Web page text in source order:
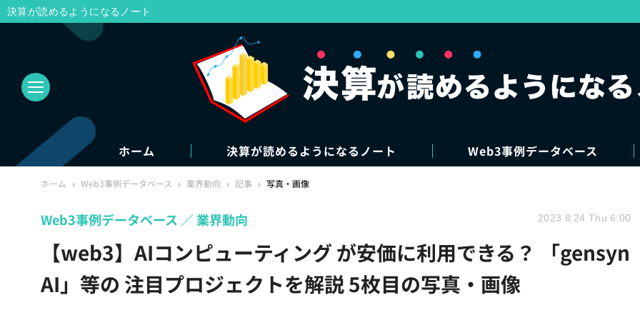
ホーム 決算が読めるようになるノート Web3事例データベース
ホーム › Web3事例データベース › 業界動向 › 記事 › 写真・画像
【web3】AIコンピューティング が安価に利用できる？ 「gensyn
AI」等の 注目プロジェクトを解説 5枚目の写真・画像
Web3事例データベース 業界動向 2023.8.24 Thu 6:00
決算が読めるようになるノート